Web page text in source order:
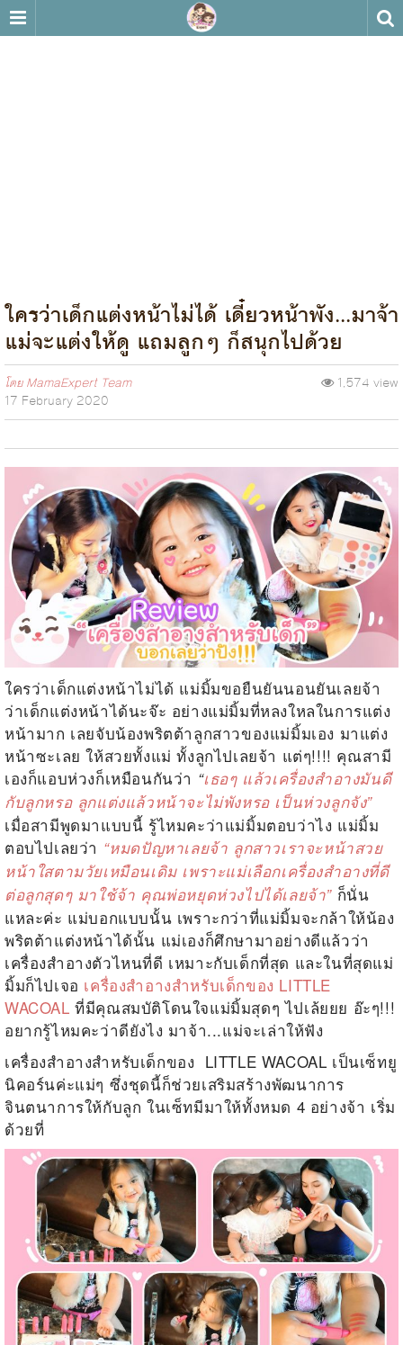
ใครว่าเด็กแต่งหน้าไม่ได้ เดี๋ยวหน้าพัง...มาจ้า
แม่จะแต่งให้ดู แถมลูกๆ ก็สนุกไปด้วย
โดยMamaExpert Team
17 February 2020
1,574 view
ใครว่าเด็กแต่งหน้าไม่ได้ แม่มิ้มขอยืนยันนอนยันเลยจ้า
ว่าเด็กแต่งหน้าได้นะจ๊ะ อย่างแม่มิ้มที่หลงใหลในการแต่ง
หน้ามาก เลยจับน้องพริตต้าลูกสาวของแม่มิ้มเอง มาแต่ง
หน้าซะเลย ให้สวยทั้งแม่ ทั้งลูกไปเลยจ้า แต่ๆ!!!! คุณสามี
เองก็แอบห่วงก็เหมือนกันว่า “เธอๆ แล้วเครื่องสำอางมันดี
กับลูกหรอ ลูกแต่งแล้วหน้าจะไม่พังหรอ เป็นห่วงลูกจัง”
เมื่อสามีพูดมาแบบนี้ รู้ไหมคะว่าแม่มิ้มตอบว่าไง แม่มิ้ม
ตอบไปเลยว่า “หมดปัญหาเลยจ้า ลูกสาวเราจะหน้าสวย
หน้าใสตามวัยเหมือนเดิม เพราะแม่เลือกเครื่องสำอางที่ดี
ต่อลูกสุดๆ มาใช้จ้า คุณพ่อหยุดห่วงไปได้เลยจ้า” ก็นั่น
แหละค่ะ แม่บอกแบบนั้น เพราะกว่าที่แม่มิ้มจะกล้าให้น้อง
พริตต้าแต่งหน้าได้นั้น แม่เองก็ศึกษามาอย่างดีแล้วว่า
เครื่องสำอางตัวไหนที่ดี เหมาะกับเด็กที่สุด และในที่สุดแม่
มิ้มก็ไปเจอ เครื่องสำอางสำหรับเด็กของ LITTLE
WACOAL ที่มีคุณสมบัติโดนใจแม่มิ้มสุดๆ ไปเล้ยยย อ๊ะๆ!!!
อยากรู้ไหมคะว่าดียังไง มาจ้า...แม่จะเล่าให้ฟัง
เครื่องสำอางสำหรับเด็กของ LITTLE WACOAL เป็นเซ็ทยู
นิคอร์นค่ะแม่ๆ ซึ่งชุดนี้ก็ช่วยเสริมสร้างพัฒนาการ
จินตนาการให้กับลูก ในเซ็ทมีมาให้ทั้งหมด 4 อย่างจ้า เริ่ม
ด้วยที่